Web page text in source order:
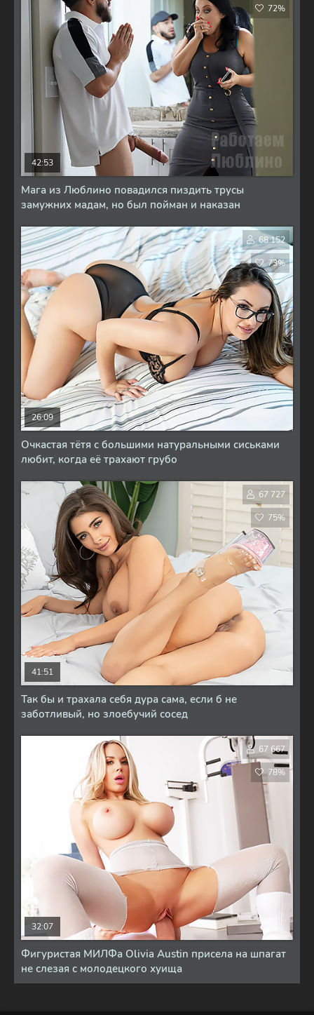
Мага из Люблино повадился пиздить трусы
замужних мадам, но был пойман и наказан
42:53
72%
Очкастая тётя с большими натуральными сиськами
любит, когда её трахают грубо
26:09
68 152
73%
Так бы и трахала себя дура сама, если б не
заботливый, но злоебучий сосед
41:51
67 727
75%
Фигуристая МИЛФа Olivia Austin присела на шпагат
не слезая с молодецкого хуища
32:07
67 667
78%